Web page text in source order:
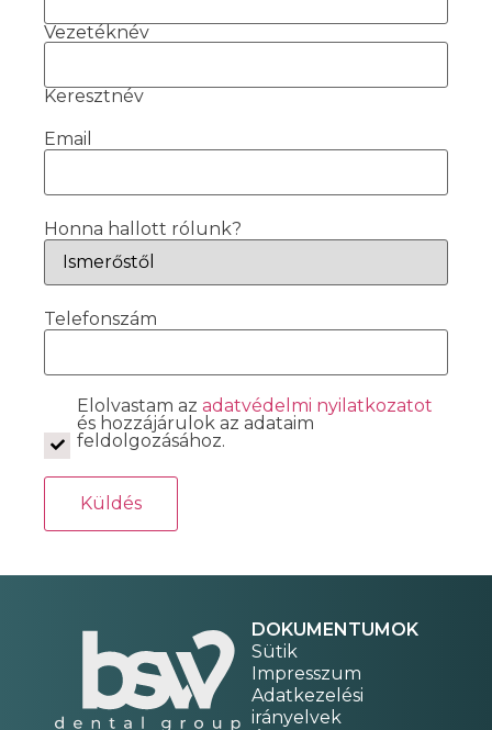
Vezetéknév
Keresztnév
Email
Honna hallott rólunk?
Telefonszám
Elolvastam az adatvédelmi nyilatkozatot
és hozzájárulok az adataim
feldolgozásához.
DOKUMENTUMOK
Sütik
Impresszum
Adatkezelési
irányelvek